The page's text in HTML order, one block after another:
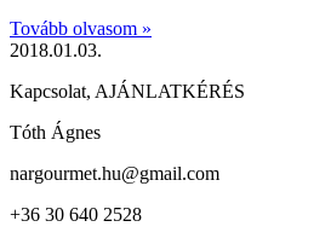
Tovább olvasom »
2018.01.03.
Kapcsolat, AJÁNLATKÉRÉS
Tóth Ágnes
nargourmet.hu@gmail.com
+36 30 640 2528